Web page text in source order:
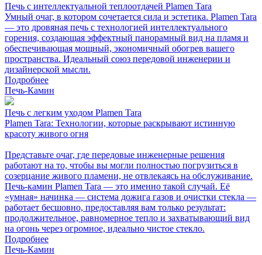
Печь с интеллектуальной теплоотдачей Plamen Tara
Умный очаг, в котором сочетается сила и эстетика. Plamen Tara
— это дровяная печь с технологией интеллектуального
горения, создающая эффектный панорамный вид на пламя и
обеспечивающая мощный, экономичный обогрев вашего
пространства. Идеальный союз передовой инженерии и
дизайнерской мысли.
Подробнее
Печь-Камин
Печь с легким уходом Plamen Tara
Plamen Tara: Технологии, которые раскрывают истинную
красоту живого огня
Представьте очаг, где передовые инженерные решения
работают на то, чтобы вы могли полностью погрузиться в
созерцание живого пламени, не отвлекаясь на обслуживание.
Печь-камин Plamen Tara — это именно такой случай. Её
«умная» начинка — система дожига газов и очистки стекла —
работает бесшовно, предоставляя вам только результат:
продолжительное, равномерное тепло и захватывающий вид
на огонь через огромное, идеально чистое стекло.
Подробнее
Печь-Камин